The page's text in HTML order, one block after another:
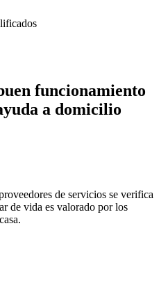
funcionamiento
a domicilio
de servicios se verifica
de vida es valorado por los